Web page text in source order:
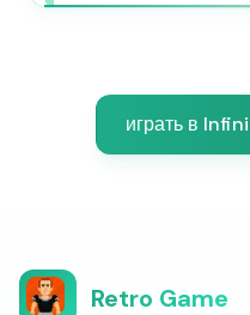
играть в
Retro Game